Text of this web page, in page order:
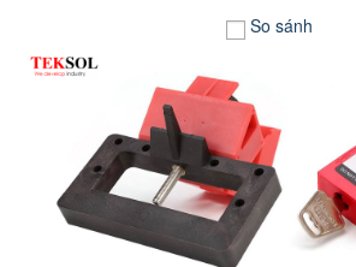
So sánh